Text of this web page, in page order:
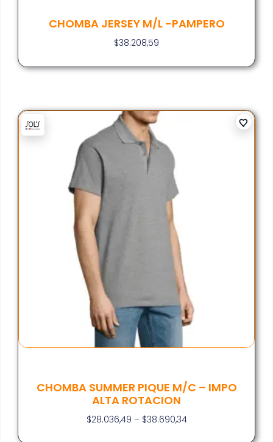
CHOMBA JERSEY M/L -PAMPERO
$38.208,59
CHOMBA SUMMER PIQUE M/C – IMPO
ALTA ROTACION
$28.036,49 – $38.690,34